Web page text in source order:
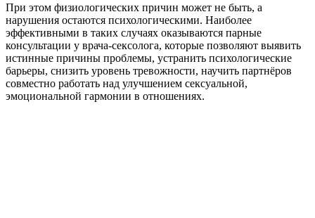
При этом физиологических причин может не быть, а
нарушения остаются психологическими. Наиболее
эффективными в таких случаях оказываются парные
консультации у врача-сексолога, которые позволяют выявить
истинные причины проблемы, устранить психологические
барьеры, снизить уровень тревожности, научить партнёров
совместно работать над улучшением сексуальной,
эмоциональной гармонии в отношениях.